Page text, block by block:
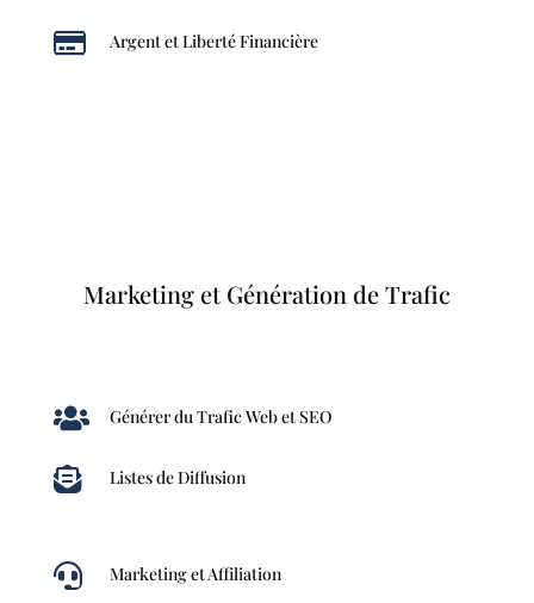
 Argent et Liberté Financière
Marketing et Génération de Trafic
 Générer du Trafic Web et SEO
 Listes de Diffusion
 Marketing et Affiliation